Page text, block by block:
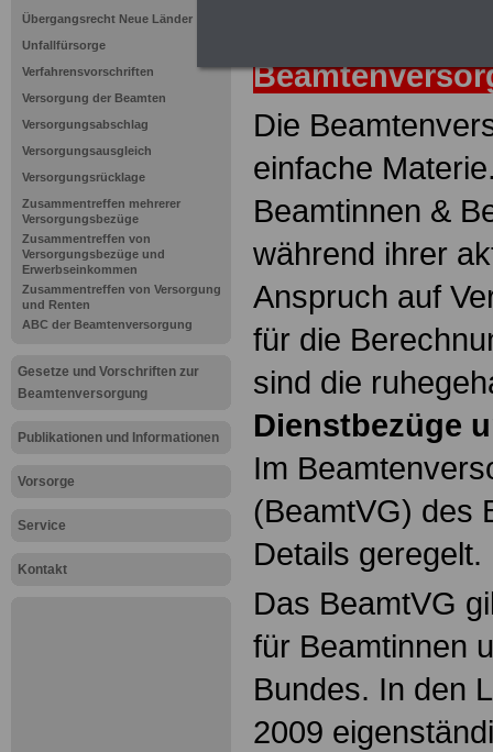
Übergangsrecht Neue Länder
Unfallfürsorge
Verfahrensvorschriften
Versorgung der Beamten
Versorgungsabschlag
Versorgungsausgleich
Versorgungsrücklage
Zusammentreffen mehrerer
Versorgungsbezüge
Zusammentreffen von
Versorgungsbezüge und
Erwerbseinkommen
Zusammentreffen von Versorgung
und Renten
ABC der Beamtenversorgung
Gesetze und Vorschriften zur
Beamtenversorgung
Publikationen und Informationen
Vorsorge
Service
Kontakt
Die
einfache
Beamtinnen &
während ihrer
Anspruch auf
für die
sind die
Dienstbezüge
Im
(BeamtVG) des
Details geregelt.
Das BeamtVG
für Beamtinnen
Bundes. In den
2009